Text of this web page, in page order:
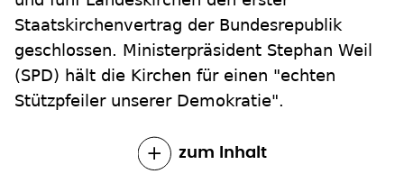
Staatskirchenvertrag der Bundesrepublik
geschlossen. Ministerpräsident Stephan Weil
(SPD) hält die Kirchen für einen "echten
Stützpfeiler unserer Demokratie".
zum Inhalt